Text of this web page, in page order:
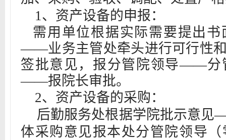
1、资产设备的申报：
需用单位根据实际需要提出
——业务主管处牵头进行可行性
签批意见，报分管院领导——分
——报院长审批。
2、资产设备的采购：
后勤服务处根据学院批示意
体采购意见报本处分管院领导